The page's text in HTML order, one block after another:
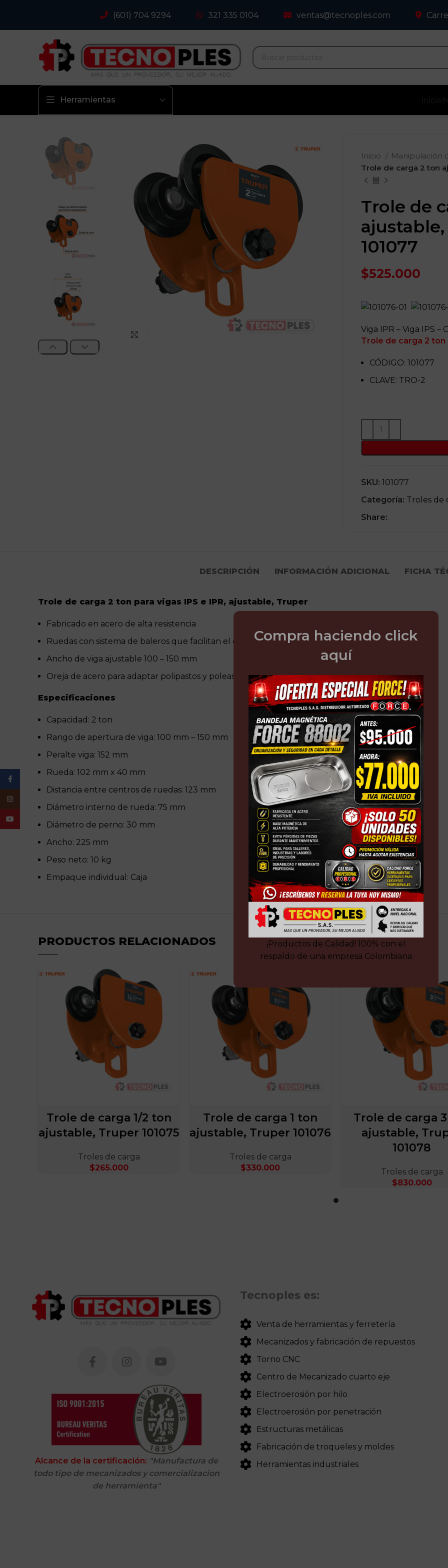
Compra haciendo click
aquí
¡Productos de Calidad! 100% con el
respaldo de una empresa Colombiana
(601) 704 9294 321 335 0104 ventas@tecnoples.com
Herramientas
Inicio
Manipulación
Trole de carga 2 ton
Trole de
101077
$525.000
Viga IPR – Viga IPS –
Trole de carga 2 ton
CÓDIGO: 101077
CLAVE: TRO-2
SKU: 101077
Categoría: Troles de
Share:
DESCRIPCIÓN INFORMACIÓN ADICIONAL FICHA
Trole de carga 2 ton para vigas IPS e IPR, ajustable, Truper
Fabricado en acero de alta resistencia
Ruedas con sistema de baleros que facilitan el desplazamiento
Ancho de viga ajustable 100 – 150 mm
Oreja de acero para adaptar polipastos y poleas
Especificaciones
Capacidad: 2 ton
Rango de apertura de viga: 100 mm – 150 mm
Peralte viga: 152 mm
Rueda: 102 mm x 40 mm
Distancia entre centros de ruedas: 123 mm
Diámetro interno de rueda: 75 mm
Diámetro de perno: 30 mm
Ancho: 225 mm
Peso neto: 10 kg
Empaque individual: Caja
PRODUCTOS RELACIONADOS
Trole de carga 1/2 ton
ajustable, Truper 101075
Troles de carga
$265.000
Trole de carga 1 ton
ajustable, Truper 101076
Troles de carga
$330.000
Trole de carga
ajustable,
101078
Troles de carga
$830.000
Alcance de la certificación: "Manufactura de
todo tipo de mecanizados y comercializacion
de herramienta"
Tecnoples es:
Venta de herramientas y ferretería
Mecanizados y fabricación de repuestos
Torno CNC
Centro de Mecanizado cuarto eje
Electroerosión por hilo
Electroerosión por penetración
Estructuras metálicas
Fabricación de troqueles y moldes
Herramientas industriales